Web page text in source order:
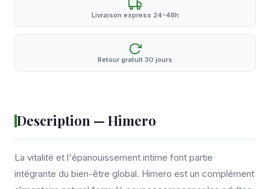
Livraison express 24-48h
Retour gratuit 30 jours
Description — Himero
La vitalité et l'épanouissement intime font partie
intégrante du bien-être global. Himero est un complément